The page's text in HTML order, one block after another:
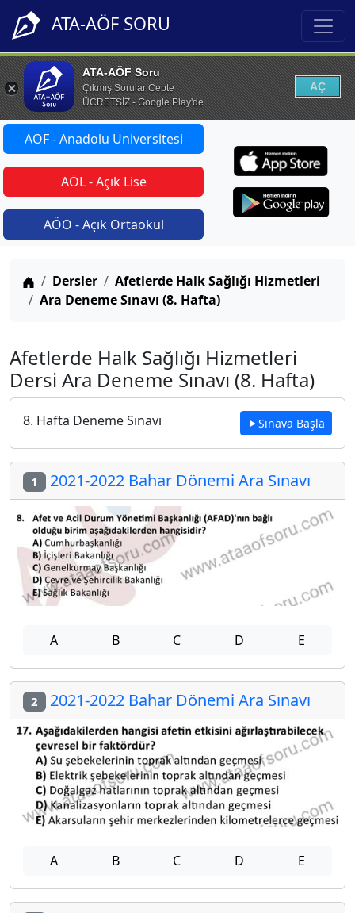
ATA-AÖF SORU
ATA-AÖF Soru
Çıkmış Sorular Cepte
ÜCRETSİZ - Google Play'de
AÇ
AÖF - Anadolu Üniversitesi
AÖL - Açık Lise
AÖO - Açık Ortaokul
Anasayfa
Dersler
Afetlerde Halk Sağlığı Hizmetleri
Ara Deneme Sınavı (8. Hafta)
Afetlerde Halk Sağlığı Hizmetleri
Dersi Ara Deneme Sınavı (8. Hafta)
8. Hafta Deneme Sınavı Sınava Başla
1 2021-2022 Bahar Dönemi Ara Sınavı
A B C D E
2 2021-2022 Bahar Dönemi Ara Sınavı
A B C D E